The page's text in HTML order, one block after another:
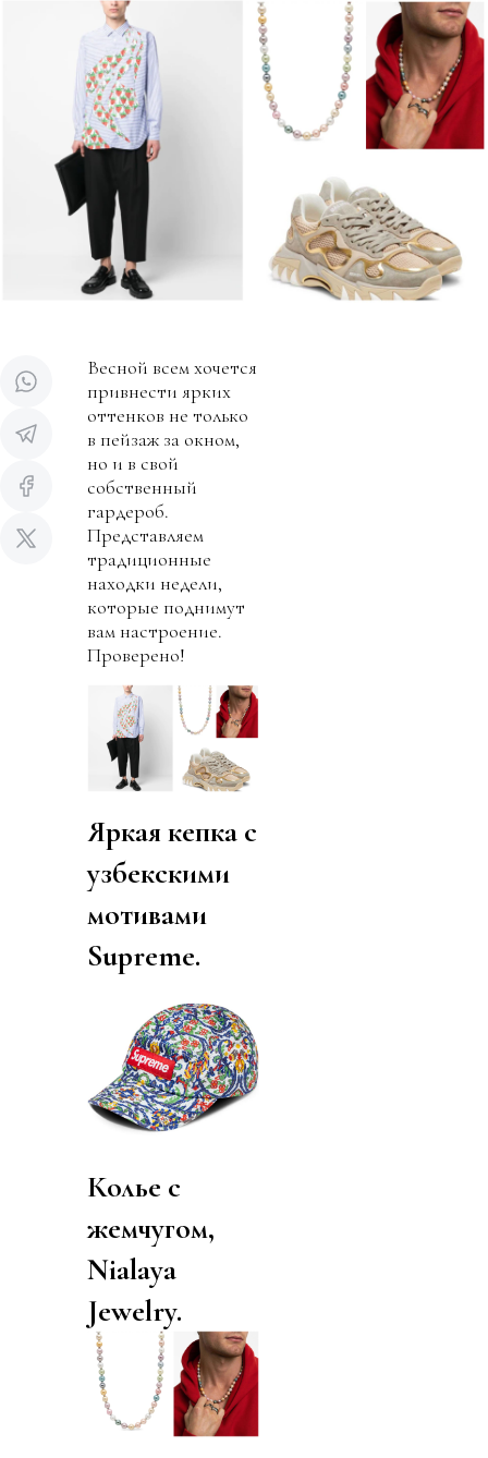
Весной всем хочется
привнести ярких
оттенков не только
в пейзаж за окном,
но и в свой
собственный
гардероб.
Представляем
традиционные
находки недели,
которые поднимут
вам настроение.
Проверено!
Яркая кепка с
узбекскими
мотивами
Supreme.
Колье с
жемчугом,
Nialaya
Jewelry.